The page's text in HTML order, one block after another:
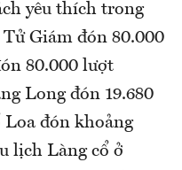
yêu thích trong
Giám đón 80.000
80.000 lượt
Long đón 19.680
đón khoảng
lịch Làng cổ ở